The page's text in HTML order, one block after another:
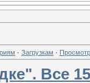
· Загрузкам ·
Все